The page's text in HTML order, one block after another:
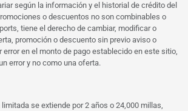
según la información y el historial de crédito del
o descuentos no son combinables o
tiene el derecho de cambiar, modificar o
promoción o descuento sin previo aviso o
error en el monto de pago establecido en este sitio,
error y no como una oferta.
se extiende por 2 años o 24,000 millas,